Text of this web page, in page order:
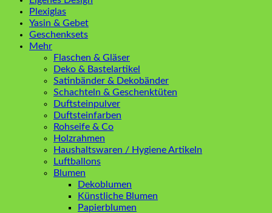
Plexiglas
Yasin & Gebet
Geschenksets
Mehr
Flaschen & Gläser
Deko & Bastelartikel
Satinbänder & Dekobänder
Schachteln & Geschenktüten
Duftsteinpulver
Duftsteinfarben
Rohseife & Co
Holzrahmen
Haushaltswaren / Hygiene Artikeln
Luftballons
Blumen
Dekoblumen
Künstliche Blumen
Papierblumen